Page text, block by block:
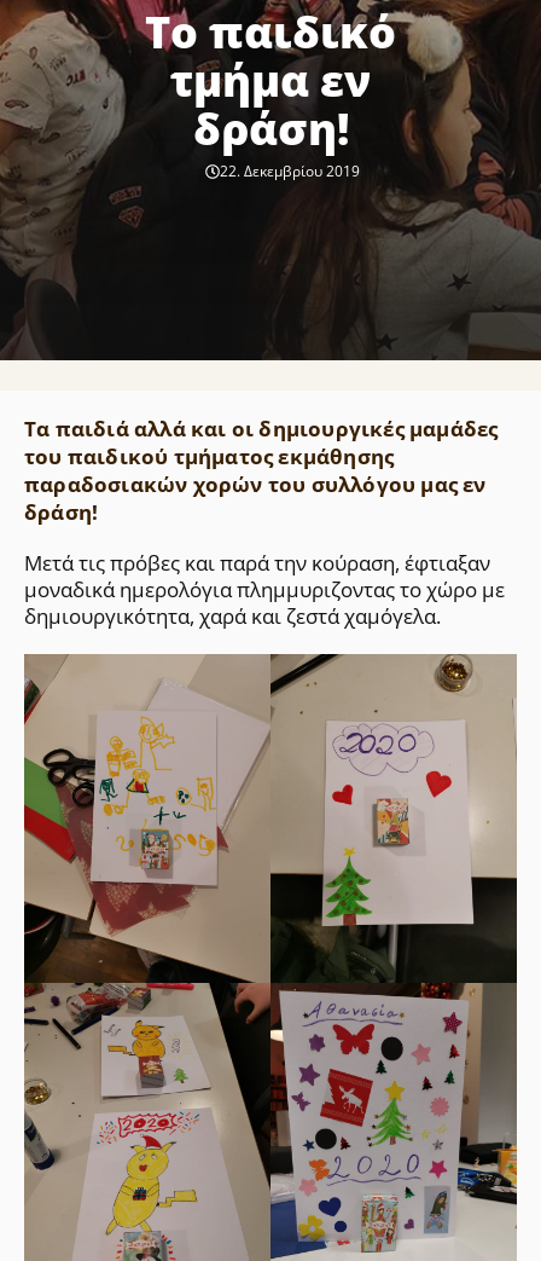
Το παιδικό
τμήμα εν
δράση!
22. Δεκεμβρίου 2019
Τα παιδιά αλλά και οι δημιουργικές μαμάδες
του παιδικού τμήματοςεκμάθησης
παραδοσιακών χορών του συλλόγου μας εν
δράση!
Μετά τις πρόβες και παρά την κούραση, έφτιαξαν
μοναδικά ημερολόγια πλημμυριζοντας το χώρο με
δημιουργικότητα, χαρά και ζεστά χαμόγελα.